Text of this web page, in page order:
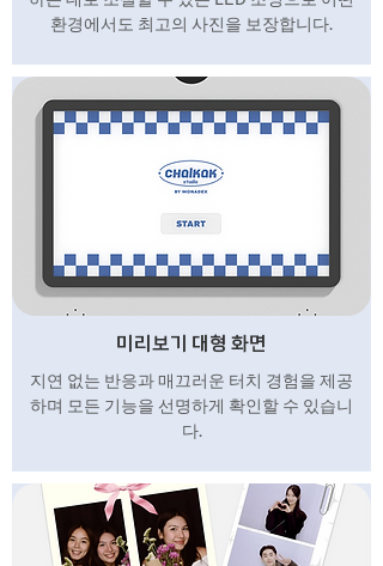
환경에서도 최고의 사진을 보장합니다.
미리보기 대형 화면
지연 없는 반응과 매끄러운 터치 경험을 제공
하며 모든 기능을 선명하게 확인할 수 있습니
다.